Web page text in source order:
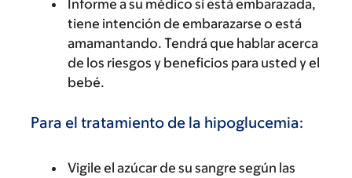
Informe a su médico si está embarazada,
tiene intención de embarazarse o está
amamantando. Tendrá que hablar acerca
de los riesgos y beneficios para usted y el
bebé.
Para el tratamiento de la hipoglucemia:
Vigile el azúcar de su sangre según las